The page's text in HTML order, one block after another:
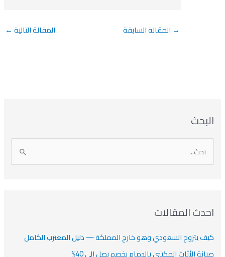
المقالة السابقة المقالة التالية←
المقالات
يتزوج السعودي وهو خارج المملكة — دليل المغترب الكامل
الأثاث المكتبي بالدمام بخصم يصل الي 40%